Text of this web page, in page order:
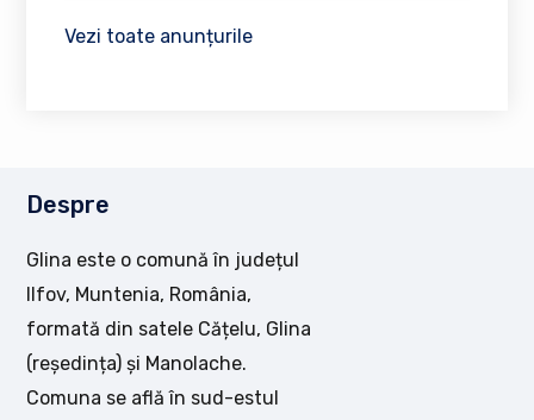
Vezi toate anunțurile
Despre
Glina este o comună în județul
Ilfov, Muntenia, România,
formată din satele Cățelu, Glina
(reședința) și Manolache.
Comuna se află în sud-estul